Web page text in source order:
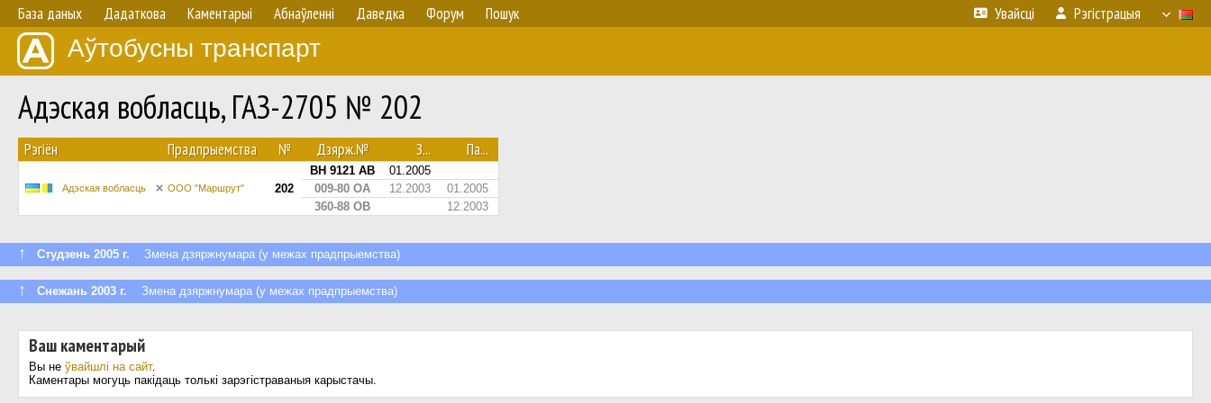
База даных Дадаткова Каментарыі Абнаўленнi Даведка Форум Пошук Увайсці Рэгістрацыя
Аўтобусны транспарт
Адэская вобласць, ГАЗ-2705 № 202
Рэгіён Прадпрыемства № Дзярж.№ З... Па...
Адэская вобласць ООО "Маршрут" 202
BH 9121 AB
01.2005
009-80 ОА
12.2003
01.2005
360-88 ОВ
12.2003
↑ Студзень 2005 г. Змена дзяржнумара (у межах прадпрыемства)
↑ Снежань 2003 г. Змена дзяржнумара (у межах прадпрыемства)
Ваш каментарый
Вы не ўвайшлі на сайт.
Каментары могуць пакідаць толькі зарэгістраваныя карыстачы.